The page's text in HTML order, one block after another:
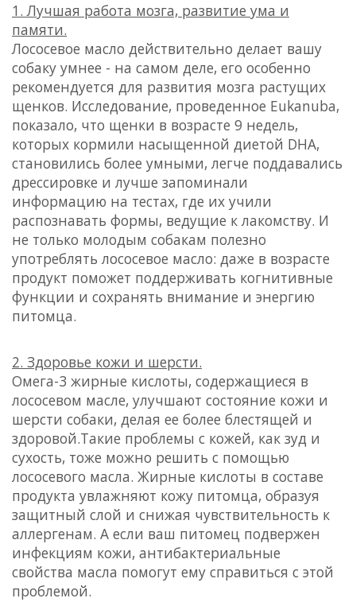
1. Лучшая работа мозга, развитие ума и
памяти.
Лососевое масло действительно делает вашу
собаку умнее - на самом деле, его особенно
рекомендуется для развития мозга растущих
щенков. Исследование, проведенное Eukanuba,
показало, что щенки в возрасте 9 недель,
которых кормили насыщенной диетой DHA,
становились более умными, легче поддавались
дрессировке и лучше запоминали
информацию на тестах, где их учили
распознавать формы, ведущие к лакомству. И
не только молодым собакам полезно
употреблять лососевое масло: даже в возрасте
продукт поможет поддерживать когнитивные
функции и сохранять внимание и энергию
питомца.
2. Здоровье кожи и шерсти.
Омега-3 жирные кислоты, содержащиеся в
лососевом масле, улучшают состояние кожи и
шерсти собаки, делая ее более блестящей и
здоровой.Такие проблемы с кожей, как зуд и
сухость, тоже можно решить с помощью
лососевого масла. Жирные кислоты в составе
продукта увлажняют кожу питомца, образуя
защитный слой и снижая чувствительность к
аллергенам. А если ваш питомец подвержен
инфекциям кожи, антибактериальные
свойства масла помогут ему справиться с этой
проблемой.